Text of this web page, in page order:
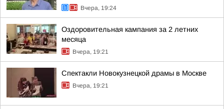
Вчера, 19:24
Оздоровительная кампания за 2 летних
месяца
Вчера, 19:21
Спектакли Новокузнецкой драмы в Москве
Вчера, 19:21